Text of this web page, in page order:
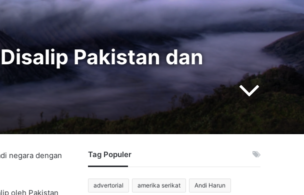
Pakistan dan
negara dengan
oleh Pakistan
Tag Populer
advertorial amerika serikat Andi Harun